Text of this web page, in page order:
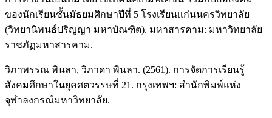
ของนักเรียนชั้นมัธยมศึกษาปีที่ 5 โรงเรียนแก่นนครวิทยาลัย
(วิทยานิพนธ์ปริญญา มหาบัณฑิต). มหาสารคาม: มหาวิทยาลัย
ราชภัฏมหาสารคาม.
วิภาพรรณ พินลา, วิภาดา พินลา. (2561). การจัดการเรียนรู้
สังคมศึกษาในยุคศตวรรษที่ 21. กรุงเทพฯ: สำนักพิมพ์แห่ง
จุฬาลงกรณ์มหาวิทยาลัย.